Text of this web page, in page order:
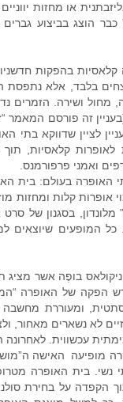
או מחזות יווניים
הוצג בביצוע גברים
קלאסיות בהפקות
בלבד, אלא נתפסת
מחול ושירה. הזמרים
זה פורסם
לציין שדווקא בתי
קלאסיות,
ואמני פרפורמנס.
אופרות קלות ומחזות
בופֶה אשר מציג
הפקה של האופרה
ומעוררת מחשבה
האופרה המרכזיים לא
עכשווית. לאחרונה
מופיעה האישה
בית האופרה
הקפדה על בחירת